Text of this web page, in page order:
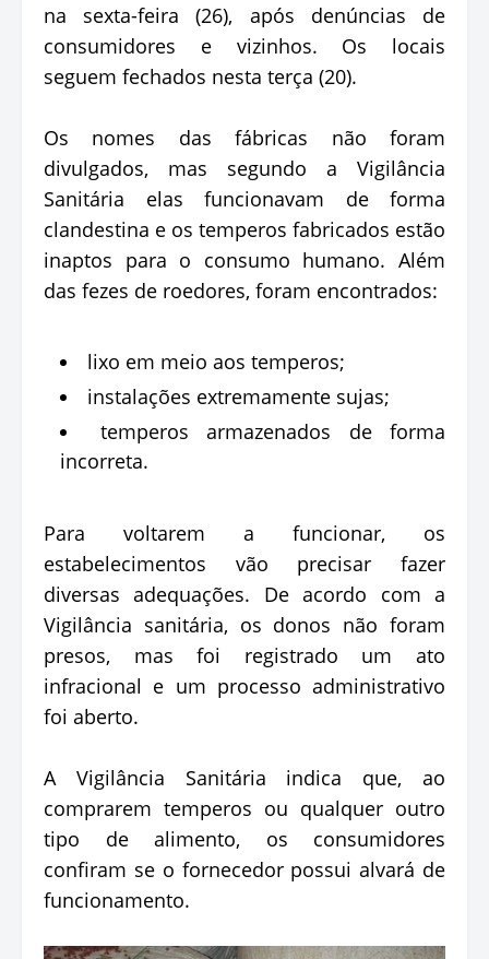
na sexta-feira (26), após denúncias de
consumidores e vizinhos. Os locais
seguem fechados nesta terça (20).
Os nomes das fábricas não foram
divulgados, mas segundo a Vigilância
Sanitária elas funcionavam de forma
clandestina e os temperos fabricados estão
inaptos para o consumo humano. Além
das fezes de roedores, foram encontrados:
lixo em meio aos temperos;
instalações extremamente sujas;
temperos armazenados de forma
incorreta.
Para voltarem a funcionar, os
estabelecimentos vão precisar fazer
diversas adequações. De acordo com a
Vigilância sanitária, os donos não foram
presos, mas foi registrado um ato
infracional e um processo administrativo
foi aberto.
A Vigilância Sanitária indica que, ao
comprarem temperos ou qualquer outro
tipo de alimento, os consumidores
confiram se o fornecedor possui alvará de
funcionamento.